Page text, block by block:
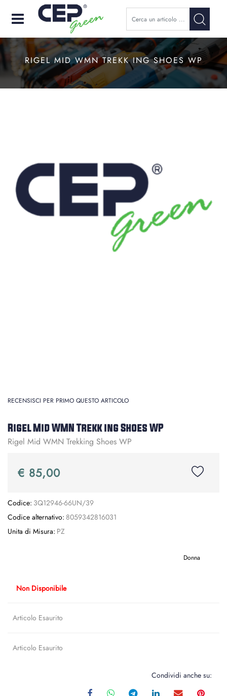
Open
RIGEL MID WMN TREKK ING SHOES WP
RECENSISCI PER PRIMO QUESTO ARTICOLO
Rigel Mid WMN Trekk ing Shoes WP
Rigel Mid WMN Trekking Shoes WP
€ 85,00
Codice: 3Q12946-66UN/39
Codice alternativo: 8059342816031
Unita di Misura: PZ
Donna
Non Disponibile
Articolo Esaurito
Articolo Esaurito
Condividi anche su: